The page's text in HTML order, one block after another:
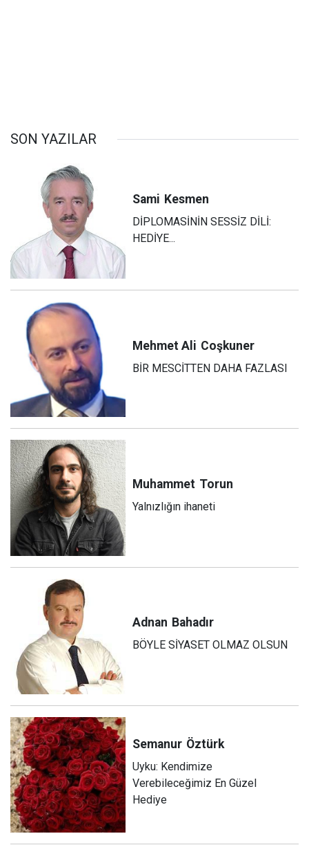
SON YAZILAR
Sami Kesmen
DİPLOMASİNİN SESSİZ DİLİ:
HEDİYE...
Mehmet Ali Coşkuner
BİR MESCİTTEN DAHA FAZLASI
Muhammet Torun
Yalnızlığın ihaneti
Adnan Bahadır
BÖYLE SİYASET OLMAZ OLSUN
Semanur Öztürk
Uyku: Kendimize
Verebileceğimiz En Güzel
Hediye